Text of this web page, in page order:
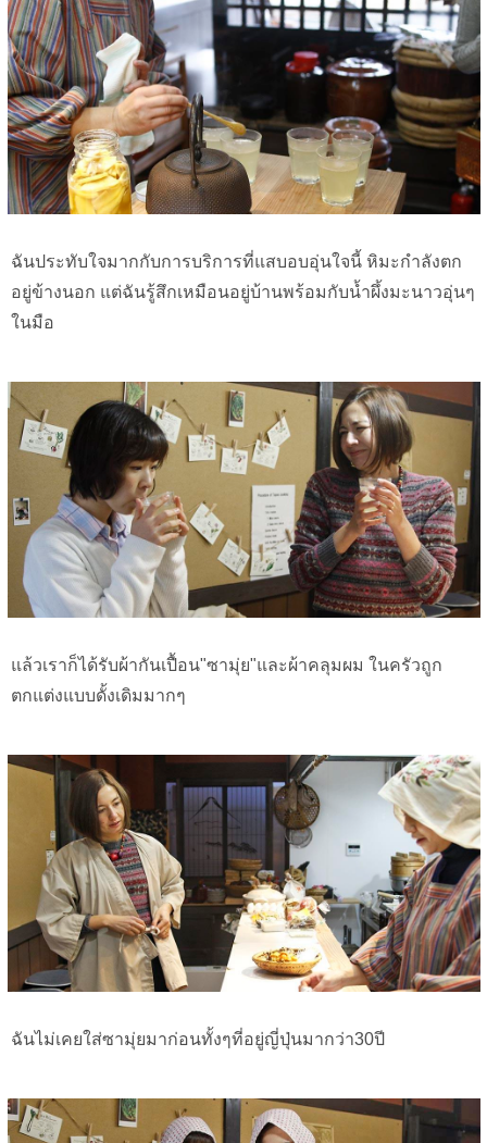
ฉันประทับใจมากกับการบริการที่แสบอบอุ่นใจนี้ หิมะกำลังตก
อยู่ข้างนอก แต่ฉันรู้สึกเหมือนอยู่บ้านพร้อมกับน้ำผึ้งมะนาวอุ่นๆ
ในมือ
แล้วเราก็ได้รับผ้ากันเปื้อน"ซามุ่ย"และผ้าคลุมผม ในครัวถูก
ตกแต่งแบบดั้งเดิมมากๆ
ฉันไม่เคยใส่ซามุ่ยมาก่อนทั้งๆที่อยู่ญี่ปุ่นมากว่า30ปี